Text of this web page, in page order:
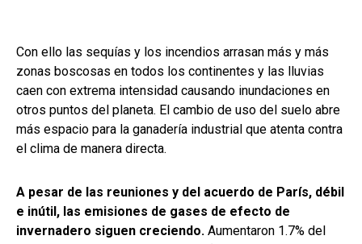
Con ello las sequías y los incendios arrasan más y más
zonas boscosas en todos los continentes y las lluvias
caen con extrema intensidad causando inundaciones en
otros puntos del planeta. El cambio de uso del suelo abre
más espacio para la ganadería industrial que atenta contra
el clima de manera directa.
A pesar de las reuniones y del acuerdo de París, débil
e inútil, las emisiones de gases de efecto de
invernadero siguen creciendo. Aumentaron 1.7% del